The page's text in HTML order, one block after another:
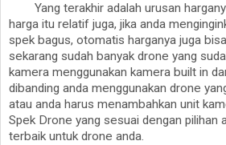
Yang terakhir adalah urusan
harga itu relatif juga, jika anda
spek bagus, otomatis harganya juga
sekarang sudah banyak drone yang
kamera menggunakan kamera built in
dibanding anda menggunakan drone
atau anda harus menambahkan unit
Spek Drone yang sesuai dengan pilihan
terbaik untuk drone anda.